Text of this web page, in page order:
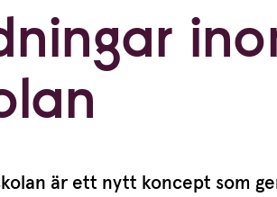
är ett nytt koncept som